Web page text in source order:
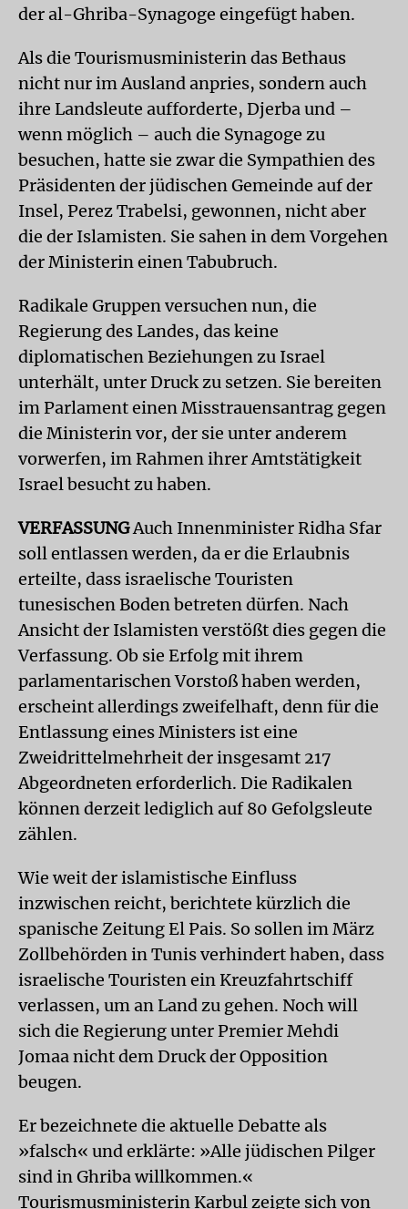
der al-Ghriba-Synagoge eingefügt haben.
Als die Tourismusministerin das Bethaus
nicht nur im Ausland anpries, sondern auch
ihre Landsleute aufforderte, Djerba und –
wenn möglich – auch die Synagoge zu
besuchen, hatte sie zwar die Sympathien des
Präsidenten der jüdischen Gemeinde auf der
Insel, Perez Trabelsi, gewonnen, nicht aber
die der Islamisten. Sie sahen in dem Vorgehen
der Ministerin einen Tabubruch.
Radikale Gruppen versuchen nun, die
Regierung des Landes, das keine
diplomatischen Beziehungen zu Israel
unterhält, unter Druck zu setzen. Sie bereiten
im Parlament einen Misstrauensantrag gegen
die Ministerin vor, der sie unter anderem
vorwerfen, im Rahmen ihrer Amtstätigkeit
Israel besucht zu haben.
VERFASSUNGAuch Innenminister Ridha Sfar
soll entlassen werden, da er die Erlaubnis
erteilte, dass israelische Touristen
tunesischen Boden betreten dürfen. Nach
Ansicht der Islamisten verstößt dies gegen die
Verfassung. Ob sie Erfolg mit ihrem
parlamentarischen Vorstoß haben werden,
erscheint allerdings zweifelhaft, denn für die
Entlassung eines Ministers ist eine
Zweidrittelmehrheit der insgesamt 217
Abgeordneten erforderlich. Die Radikalen
können derzeit lediglich auf 80 Gefolgsleute
zählen.
Wie weit der islamistische Einfluss
inzwischen reicht, berichtete kürzlich die
spanische Zeitung El Pais. So sollen im März
Zollbehörden in Tunis verhindert haben, dass
israelische Touristen ein Kreuzfahrtschiff
verlassen, um an Land zu gehen. Noch will
sich die Regierung unter Premier Mehdi
Jomaa nicht dem Druck der Opposition
beugen.
Er bezeichnete die aktuelle Debatte als
»falsch« und erklärte: »Alle jüdischen Pilger
sind in Ghriba willkommen.«
Tourismusministerin Karbul zeigte sich von